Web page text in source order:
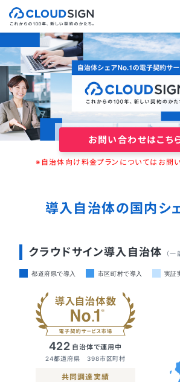
お問い合わせはこち
※自治体向け料金プランについてはお問
導入自治体の国内シ
クラウドサイン導入自治体 （一
都道府県で導入 市区町村で導入 実証
422 自治体で運用中
24都道府県 398市区町村
共同調達実績